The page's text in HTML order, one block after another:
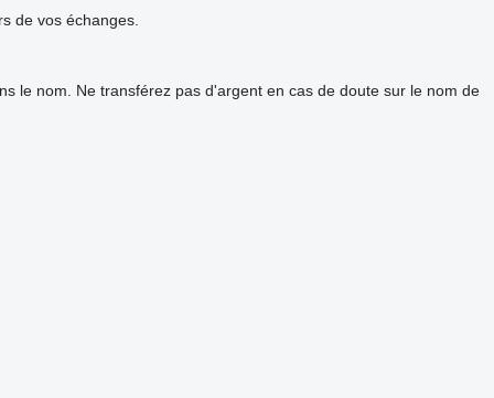
de vos échanges.
le nom. Ne transférez pas d'argent en cas de doute sur le nom de